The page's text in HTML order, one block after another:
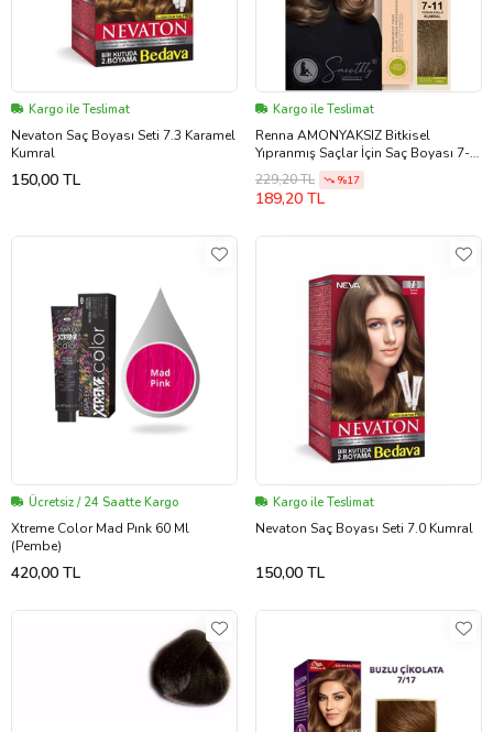
Kargo ile Teslimat
Nevaton Saç Boyası Seti 7.3 Karamel
Kumral
150,00 TL
Kargo ile Teslimat
Renna AMONYAKSIZ Bitkisel
Yıpranmış Saçlar İçin Saç Boyası 7-
11 Yoğun Küllü Kumral 60ml
229,20 TL %17
189,20 TL
Ücretsiz / 24 Saatte Kargo
Xtreme Color Mad Pınk 60 Ml
(Pembe)
420,00 TL
Kargo ile Teslimat
Nevaton Saç Boyası Seti 7.0 Kumral
150,00 TL